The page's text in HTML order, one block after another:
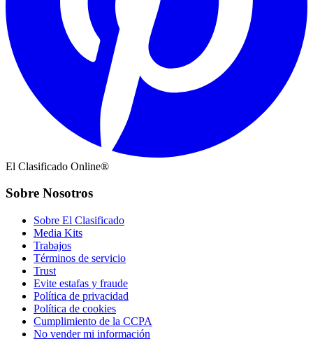
El Clasificado Online®
Sobre Nosotros
Sobre El Clasificado
Media Kits
Trabajos
Términos de servicio
Trust
Evite estafas y fraude
Política de privacidad
Política de cookies
Cumplimiento de la CCPA
No vender mi información